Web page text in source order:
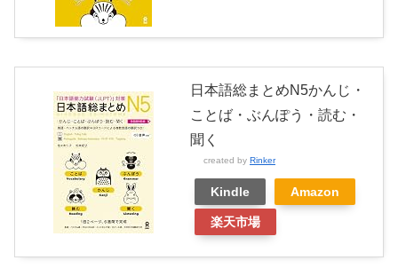
日本語総まとめN5かんじ・
ことば・ぶんぽう・読む・
聞く
created by Rinker
Kindle Amazon
楽天市場